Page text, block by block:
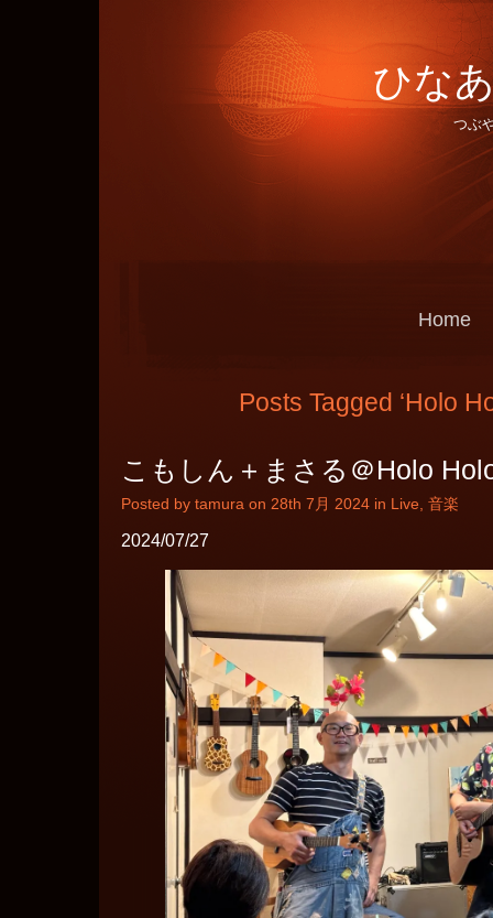
ひな
つぶ
Home
Posts Tagged ‘Holo
こもしん＋まさる＠Holo
Posted by tamura on 28th 7月 2024 in Live 音楽
2024/07/27